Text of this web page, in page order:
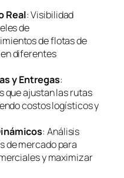
Real: Visibilidad
de
de flotas de
diferentes
y Entregas:
que ajustan las rutas
costos logísticos y
: Análisis
de mercado para
y maximizar